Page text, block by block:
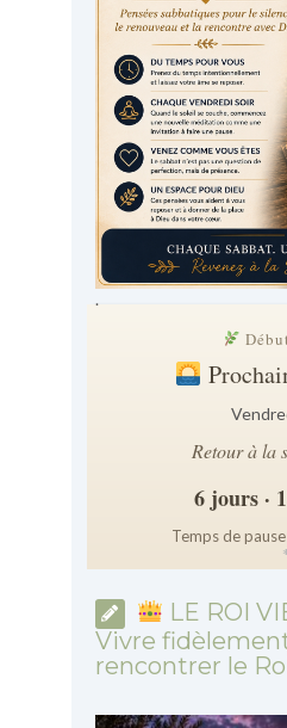
.
Retour à la
6 jours ·
Temps de
LE ROI
Vivre
rencontrer le